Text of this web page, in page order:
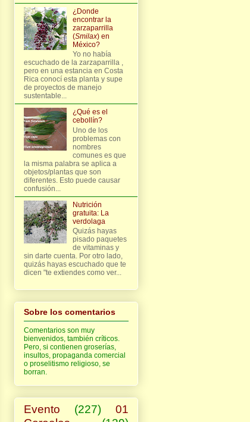
¿Donde
encontrar la
zarzaparrilla
(Smilax) en
México?
Yo no había
escuchado de la zarzaparrilla ,
pero en una estancia en Costa
Rica conocí esta planta y supe
de proyectos de manejo
sustentable...
¿Qué es el
cebollín?
Uno de los
problemas con
nombres
comunes es que
la misma palabra se aplica a
objetos/plantas que son
diferentes. Esto puede causar
confusión...
Nutrición
gratuita: La
verdolaga
Quizás hayas
pisado paquetes
de vitaminas y
sin darte cuenta. Por otro lado,
quizás hayas escuchado que te
dicen "te extiendes como ver...
Sobre los comentarios
Comentarios son muy
bienvenidos, también críticos.
Pero, si contienen groserías,
insultos, propaganda comercial
o proselitismo religioso, se
borran.
Evento (227)
01